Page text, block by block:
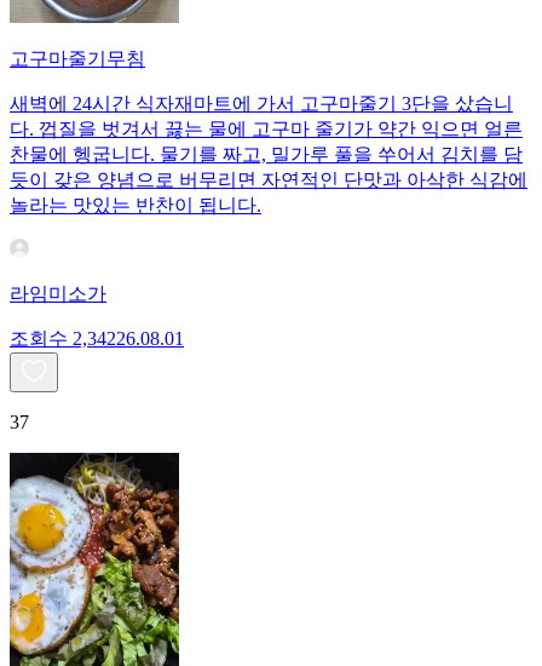
고구마줄기무침
새벽에 24시간 식자재마트에 가서 고구마줄기 3단을 샀습니
다. 껍질을 벗겨서 끓는 물에 고구마 줄기가 약간 익으면 얼른
찬물에 헹굽니다. 물기를 짜고, 밀가루 풀을 쑤어서 김치를 담
듯이 갖은 양념으로 버무리면 자연적인 단맛과 아삭한 식감에
놀라는 맛있는 반찬이 됩니다.
라임미소가
조회수 2,34226.08.01
37